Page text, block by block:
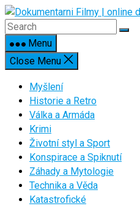
Skip
to
contentMenu
Close Menu
Myšlení
Historie a Retro
Válka a Armáda
Krimi
Životní styl a Sport
Konspirace a Spiknutí
Záhady a Mytologie
Technika a Věda
Katastrofické